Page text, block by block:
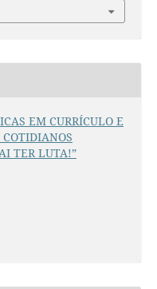
EM CURRÍCULO E
TER LUTA!”